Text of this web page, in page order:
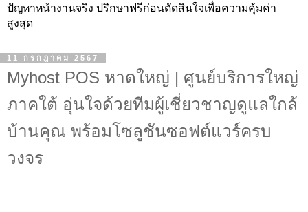
ปัญหาหน้างานจริง ปรึกษาฟรีก่อนตัดสินใจเพื่อความคุ้มค่า
สูงสุด
11 กรกฎาคม 2567
Myhost POS หาดใหญ่ | ศูนย์บริการใหญ่
ภาคใต้ อุ่นใจด้วยทีมผู้เชี่ยวชาญดูแลใกล้
บ้านคุณ พร้อมโซลูชันซอฟต์แวร์ครบ
วงจร